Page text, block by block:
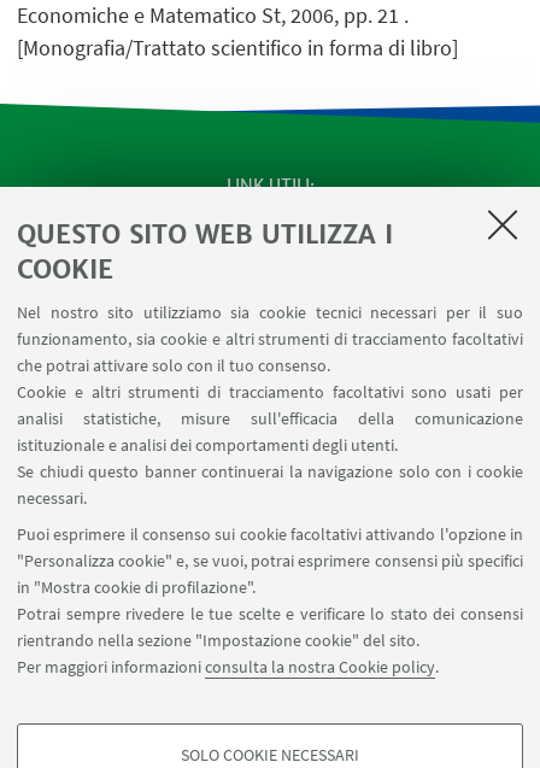
QUESTO SITO WEB UTILIZZA I
COOKIE
Nel nostro sito utilizziamo sia cookie tecnici necessari per il suo
funzionamento, sia cookie e altri strumenti di tracciamento facoltativi
che potrai attivare solo con il tuo consenso.
Cookie e altri strumenti di tracciamento facoltativi sono usati per
analisi statistiche, misure sull'efficacia della comunicazione
istituzionale e analisi dei comportamenti degli utenti.
Se chiudi questo banner continuerai la navigazione solo con i cookie
necessari.
Puoi esprimere il consenso sui cookie facoltativi attivando l'opzione in
"Personalizza cookie" e, se vuoi, potrai esprimere consensi più specifici
in "Mostra cookie di profilazione".
Potrai sempre rivedere le tue scelte e verificare lo stato dei consensi
rientrando nella sezione "Impostazione cookie" del sito.
Per maggiori informazioniconsulta la nostra Cookie policy.
SOLO COOKIE NECESSARI
Economiche e Matematico St, 2006, pp. 21 .
[Monografia/Trattato scientifico in forma di libro]
LINK UTILI
SEMINARI del Dipartimento
MAT info - Informazioni per gli afferenti al Dipartimento
SERVIZI ONLINE interni
Carta dei servizi
SEGUI IL DIPARTIMENTO SU:
SEGUI UNIBO SU:
APP: